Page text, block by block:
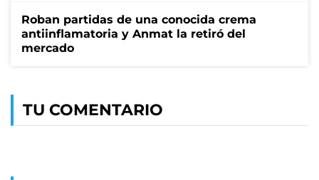
Roban partidas de una conocida crema
antiinflamatoria y Anmat la retiró del
mercado
TU COMENTARIO